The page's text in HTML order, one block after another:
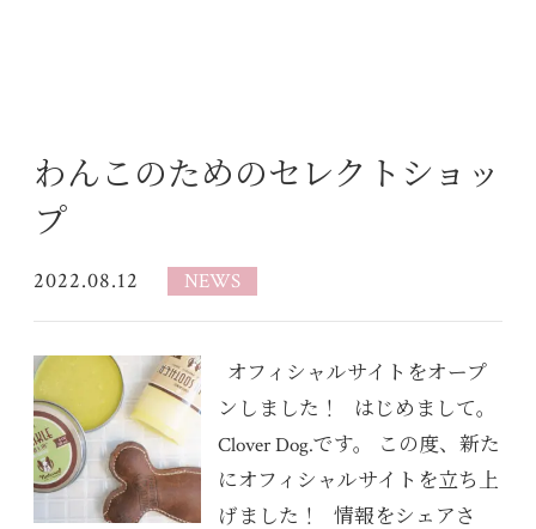
わんこのためのセレクトショッ
プ
2022.08.12 NEWS
オフィシャルサイトをオープ
ンしました！ はじめまして。
Clover Dog.です。 この度、新た
にオフィシャルサイトを立ち上
げました！ 情報をシェアさ